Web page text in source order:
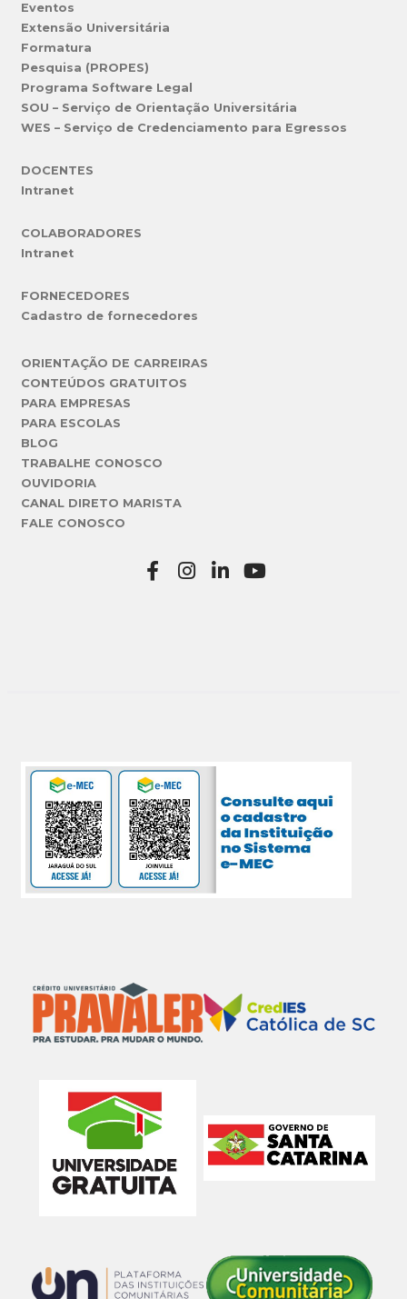
Eventos
Extensão Universitária
Formatura
Pesquisa (PROPES)
Programa Software Legal
SOU – Serviço de Orientação Universitária
WES – Serviço de Credenciamento para Egressos
DOCENTES
Intranet
COLABORADORES
Intranet
FORNECEDORES
Cadastro de fornecedores
ORIENTAÇÃO DE CARREIRAS
CONTEÚDOS GRATUITOS
PARA EMPRESAS
PARA ESCOLAS
BLOG
TRABALHE CONOSCO
OUVIDORIA
CANAL DIRETO MARISTA
FALE CONOSCO